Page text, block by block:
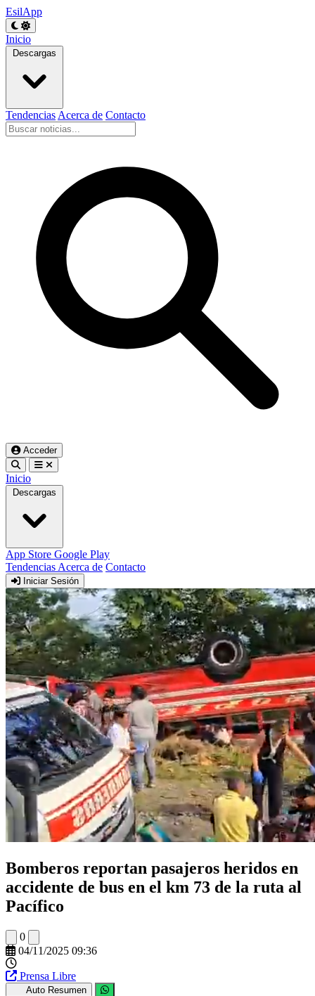
EsilApp
Inicio
Descargas
Tendencias Acerca de Contacto
Acceder
Inicio
Descargas
App Store Google Play
Tendencias Acerca de Contacto
Iniciar Sesión
Bomberos reportan pasajeros heridos en
accidente de bus en el km 73 de la ruta al
Pacífico
0
04/11/2025 09:36
Prensa Libre
Auto Resumen